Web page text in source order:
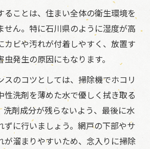
ることは、住まい全体の衛生環境を
せん。特に石川県のように湿度が高
カビや汚れが付着しやすく、放置す
発生の原因にもなります。
スのコツとしては、掃除機でホコリ
性洗剤を薄めた水で優しく拭き取る
洗剤成分が残らないよう、最後に水
ずに行いましょう。網戸の下部やサ
が溜まりやすいため、念入りに掃除